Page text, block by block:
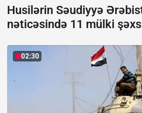
Husilərin Səudiyyə
nəticəsində 11 mülki
02:30